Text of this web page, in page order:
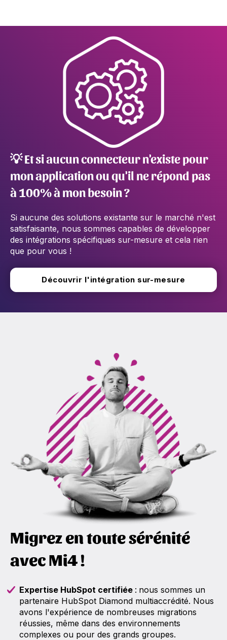
💡Et si aucun connecteur n'existe pour
mon application ou qu'il ne répond pas
à 100% à mon besoin ?
Si aucune des solutions existante sur le marché n'est
satisfaisante, nous sommes capables de développer
des intégrations spécifiques sur-mesure et cela rien
que pour vous !
Découvrir l'intégration sur-mesure
Migrez en toute sérénité
avec Mi4 !
Expertise HubSpot certifiée : nous sommes un
partenaire HubSpot Diamond multiaccrédité. Nous
avons l'expérience de nombreuses migrations
réussies, même dans des environnements
complexes ou pour des grands groupes.